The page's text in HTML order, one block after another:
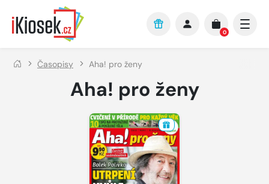
Přejít na hlavní obsah
0
Časopisy Aha! pro ženy
Aha! pro ženy